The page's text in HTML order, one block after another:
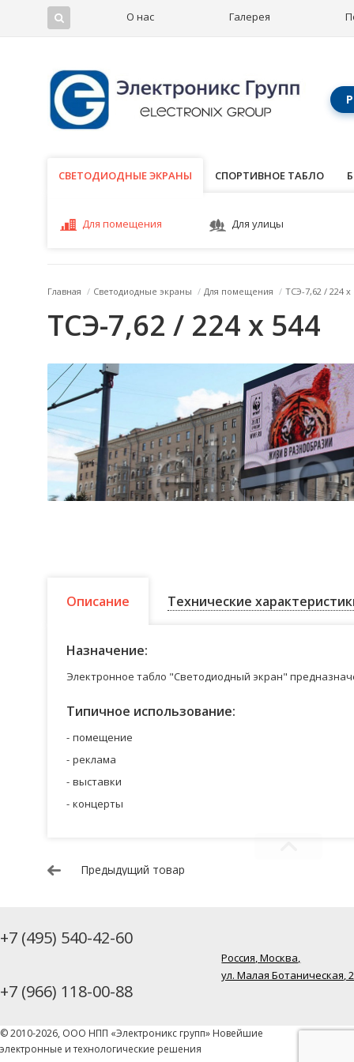
О нас Галерея
СВЕТОДИОДНЫЕ ЭКРАНЫ
СВЕТОДИОДНЫЕ ЭКРАНЫ СПОРТИВНОЕ ТАБЛО
Для помещения Для улицы
Главная / Светодиодные экраны / Для помещения / ТСЭ-7,62 / 224 x
ТСЭ-7,62 / 224 x 544
Описание Технические
Назначение:
Электронное табло "Светодиодный экран"
Типичное использование:
помещение
реклама
выставки
концерты
Предыдущий товар
+7 (495) 540-42-60
+7 (966) 118-00-88
Россия, Москва,
ул. Малая Ботаническая,
© 2010-2026, ООО НПП «Электроникс групп» Новейшие
электронные и технологические решения